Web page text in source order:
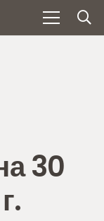
30